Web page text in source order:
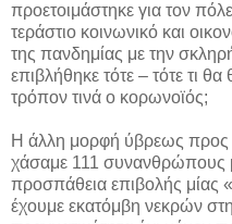
προετοιμάστηκε για τον
τεράστιο κοινωνικό και
της πανδημίας με την
επιβλήθηκε τότε – τότε τι
τρόπον τινά ο κορωνοϊός;
Η άλλη μορφή ύβρεως προς
χάσαμε 111 συνανθρώπους
προσπάθεια επιβολής μίας
έχουμε εκατόμβη νεκρών